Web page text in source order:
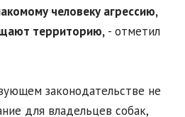
человеку агрессию,
территорию, - отметил
законодательстве не
для владельцев собак,